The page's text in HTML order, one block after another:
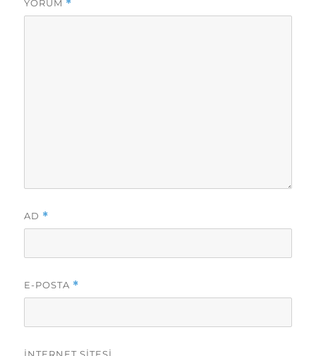
YORUM *
AD *
E-POSTA *